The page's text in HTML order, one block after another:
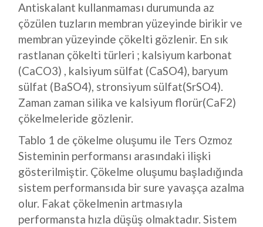
Antiskalant kullanmaması durumunda az
çözülen tuzların membran yüzeyinde birikir ve
membran yüzeyinde çökelti gözlenir. En sık
rastlanan çökelti türleri ; kalsiyum karbonat
(CaCO3) , kalsiyum sülfat (CaSO4), baryum
sülfat (BaSO4), stronsiyum sülfat(SrSO4).
Zaman zaman silika ve kalsiyum florür(CaF2)
çökelmeleride gözlenir.
Tablo 1 de çökelme oluşumu ile Ters Ozmoz
Sisteminin performansı arasındaki ilişki
gösterilmiştir. Çökelme oluşumu başladığında
sistem performansıda bir sure yavaşça azalma
olur. Fakat çökelmenin artmasıyla
performansta hızla düşüş olmaktadır. Sistem